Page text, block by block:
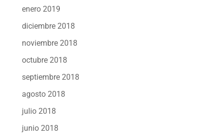
enero 2019
diciembre 2018
noviembre 2018
octubre 2018
septiembre 2018
agosto 2018
julio 2018
junio 2018